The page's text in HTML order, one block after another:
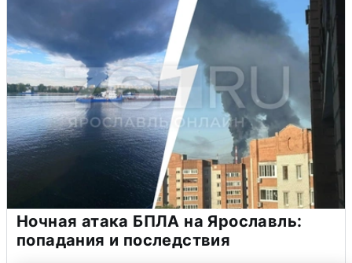
Ночная атака БПЛА на Ярославль:
попадания и последствия